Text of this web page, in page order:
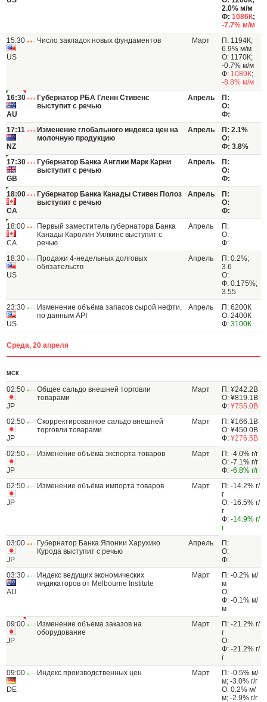
2.0% м/м
Ф: 1086К;
-7.7% м/м
15:30
US
Число закладок новых фундаментов Март
П: 1194К;
6.9% м/м
О: 1170К;
-0.7% м/м
Ф: 1089К;
-8.8% м/м
16:30
AU
Губернатор РБА Гленн Стивенс
выступит с речью
Апрель
П:
О:
Ф:
17:11
NZ
Изменение глобального индекса цен на
молочную продукцию
Апрель
П: 2.1%
О:
Ф: 3.8%
17:30
GB
Губернатор Банка Англии Марк Карни
выступит с речью
Апрель
П:
О:
Ф:
18:00
CA
Губернатор Банка Канады Стивен Полоз
выступит с речью
Апрель
П:
О:
Ф:
18:00
CA
Первый заместитель губернатора Банка
Канады Каролин Уилкинс выступит с
речью
Апрель
П:
О:
Ф:
18:30
US
Продажи 4-недельных долговых
обязательств
Апрель
П: 0.2%;
3.6
О:
Ф: 0.175%;
3.55
23:30
US
Изменение объёма запасов сырой нефти,
по данным API
Апрель
П: 6200К
О: 2400К
Ф: 3100К
Среда, 20 апреля
МСК
02:50
JP
Общее сальдо внешней торговли
товарами
Март
П: ¥242.2В
О: ¥819.1В
Ф: ¥755.0В
02:50
JP
Скорректированное сальдо внешней
торговли товарами
Март
П: ¥166.1В
О: ¥450.0В
Ф: ¥276.5В
02:50
JP
Изменение объёма экспорта товаров Март
П: -4.0% г/г
О: -7.1% г/г
Ф: -6.8% г/г
02:50
JP
Изменение объёма импорта товаров Март
П: -14.2% г/
г
О: -16.5% г/
г
Ф: -14.9% г/
г
03:00
JP
Губернатор Банка Японии Харухико
Курода выступит с речью
Апрель
П:
О:
Ф:
03:30
AU
Индекс ведущих экономических
индикаторов от Melbourne Institute
Март
П: -0.2% м/
м
О:
Ф: -0.1% м/
м
09:00
JP
Изменение объема заказов на
оборудование
Март
П: -21.2% г/
г
О:
Ф: -21.2% г/
г
09:00
DE
Индекс производственных цен Март
П: -0.5% м/
м; -3.0% г/г
О: 0.2% м/
м; -2.9% г/г